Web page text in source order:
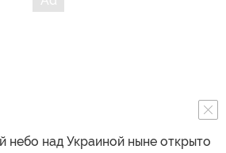
небо над Украиной ныне открыто